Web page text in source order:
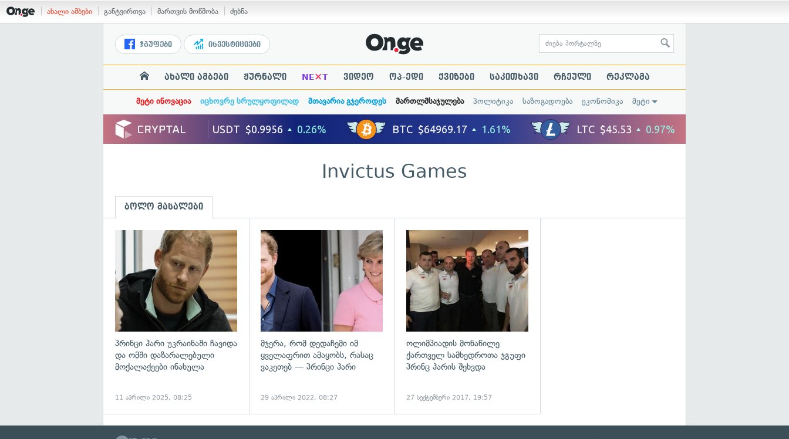
ახალი ამბები განტვირთვა მართვის მოწმობა ძებნა
ჯგუფები ინვესტიციები
ახალი ამბები ჟურნალი NE×T ვიდეო ოპ-ედი ქვიზები საკითხავი რჩეული რეკლამა
მეტი ინოვაცია იცხოვრე სრულყოფილად მთავარია გჯეროდეს მართლმსაჯულება პოლიტიკა საზოგადოება ეკონომიკა მეტი
Invictus Games
ბოლო მასალები
გადახედვა
პრინცი ჰარი უკრაინაში ჩავიდა
და ომში დაზარალებული
მოქალაქეები ინახულა
11 აპრილი 2025, 08:25
გადახედვა
მჯერა, რომ დედაჩემი იმ
ყველაფრით ამაყობს, რასაც
ვაკეთებ — პრინცი ჰარი
29 აპრილი 2022, 08:27
ოლიმპიადის მონაწილე
ქართველ სამხედროთა ჯგუფი
პრინც ჰარის შეხვდა
27 სექტემბერი 2017, 19:57